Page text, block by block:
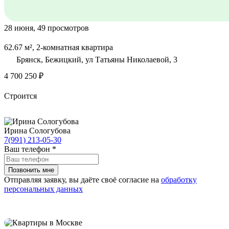
28 июня, 49 просмотров
62.67 м², 2-комнатная квартира
Брянск, Бежицкий, ул Татьяны Николаевой, 3
4 700 250 ₽
Строится
Ирина Сологубова
7(991) 213-05-30
Ваш телефон *
Отправляя заявку, вы даёте своё согласие на обработку
персональных данных